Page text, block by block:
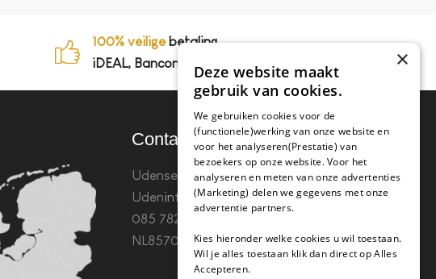
100% veiligebetaling,
iDEAL, Bancontact en op rekening
Contact
Udenseweg 8B 5405 PA
Udeninfo(@)koffie-tabletten.nlTel.
085 782 5578KvK 67529623 Btw:
NL857053759B01
×
Deze website maakt
gebruik van cookies.
We gebruiken cookies voor de
(functionele)werking van onze website en
voor het analyseren(Prestatie) van
bezoekers op onze website. Voor het
analyseren en meten van onze advertenties
(Marketing) delen we gegevens met onze
advertentie partners.
Kies hieronder welke cookies u wil toestaan.
Wil je alles toestaan klik dan direct op Alles
Accepteren.